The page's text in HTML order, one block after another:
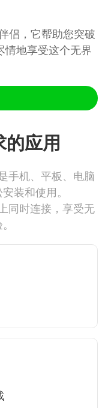
侣，它帮助您突破
情地享受这个无界
应用
手机、平板、电脑
装和使用。
同时连接，享受无